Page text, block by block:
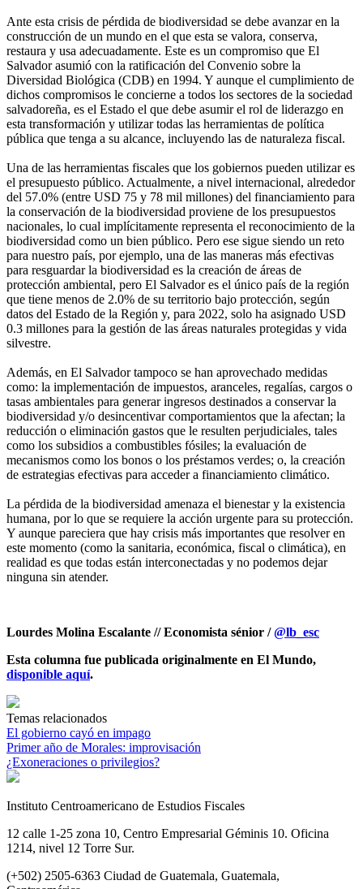
Ante esta crisis de pérdida de biodiversidad se debe avanzar en la
construcción de un mundo en el que esta se valora, conserva,
restaura y usa adecuadamente. Este es un compromiso que El
Salvador asumió con la ratificación del Convenio sobre la
Diversidad Biológica (CDB) en 1994. Y aunque el cumplimiento de
dichos compromisos le concierne a todos los sectores de la sociedad
salvadoreña, es el Estado el que debe asumir el rol de liderazgo en
esta transformación y utilizar todas las herramientas de política
pública que tenga a su alcance, incluyendo las de naturaleza fiscal.
Una de las herramientas fiscales que los gobiernos pueden utilizar es
el presupuesto público. Actualmente, a nivel internacional, alrededor
del 57.0% (entre USD 75 y 78 mil millones) del financiamiento para
la conservación de la biodiversidad proviene de los presupuestos
nacionales, lo cual implícitamente representa el reconocimiento de la
biodiversidad como un bien público. Pero ese sigue siendo un reto
para nuestro país, por ejemplo, una de las maneras más efectivas
para resguardar la biodiversidad es la creación de áreas de
protección ambiental, pero El Salvador es el único país de la región
que tiene menos de 2.0% de su territorio bajo protección, según
datos del Estado de la Región y, para 2022, solo ha asignado USD
0.3 millones para la gestión de las áreas naturales protegidas y vida
silvestre.
Además, en El Salvador tampoco se han aprovechado medidas
como: la implementación de impuestos, aranceles, regalías, cargos o
tasas ambientales para generar ingresos destinados a conservar la
biodiversidad y/o desincentivar comportamientos que la afectan; la
reducción o eliminación gastos que le resulten perjudiciales, tales
como los subsidios a combustibles fósiles; la evaluación de
mecanismos como los bonos o los préstamos verdes; o, la creación
de estrategias efectivas para acceder a financiamiento climático.
La pérdida de la biodiversidad amenaza el bienestar y la existencia
humana, por lo que se requiere la acción urgente para su protección.
Y aunque pareciera que hay crisis más importantes que resolver en
este momento (como la sanitaria, económica, fiscal o climática), en
realidad es que todas están interconectadas y no podemos dejar
ninguna sin atender.
Lourdes Molina Escalante // Economista sénior /@lb_esc
Esta columna fue publicada originalmente en El Mundo,
disponible aquí.
Temas relacionados
El gobierno cayó en impago
Primer año de Morales: improvisación
¿Exoneraciones o privilegios?
Instituto Centroamericano de Estudios Fiscales
12 calle 1-25 zona 10, Centro Empresarial Géminis 10. Oficina
1214, nivel 12 Torre Sur.
(+502) 2505-6363 Ciudad de Guatemala, Guatemala,